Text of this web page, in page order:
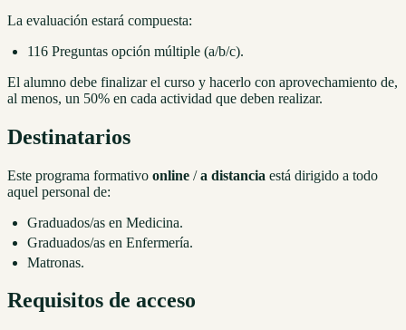
La evaluación estará compuesta:
116 Preguntas opción múltiple (a/b/c).
El alumno debe finalizar el curso y hacerlo con aprovechamiento de,
al menos, un 50% en cada actividad que deben realizar.
Destinatarios
Este programa formativo online /a distancia está dirigido a todo
aquel personal de:
Graduados/as en Medicina.
Graduados/as en Enfermería.
Matronas.
Requisitos de acceso